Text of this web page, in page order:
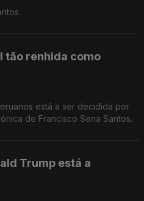
tão renhida como
está a ser decidida por
de Francisco Sena Santos.
Trump está a